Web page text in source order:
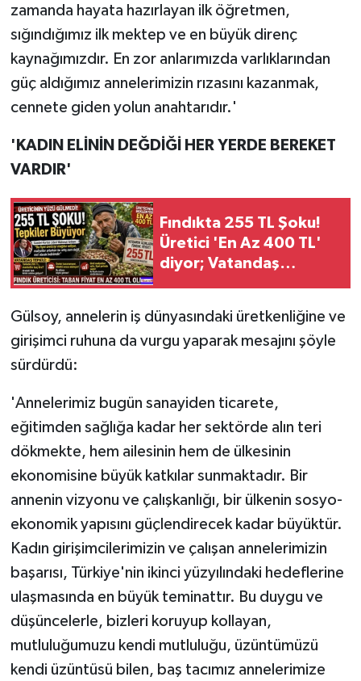
zamanda hayata hazırlayan ilk öğretmen,
sığındığımız ilk mektep ve en büyük direnç
kaynağımızdır. En zor anlarımızda varlıklarından
güç aldığımız annelerimizin rızasını kazanmak,
cennete giden yolun anahtarıdır.'
'KADIN ELİNİN DEĞDİĞİ HER YERDE BEREKET
VARDIR'
Fındıkta 255 TL Şoku!
Üretici 'En Az 400 TL'
diyor; Vatandaş
Gülsoy, annelerin iş dünyasındaki üretkenliğine ve
girişimci ruhuna da vurgu yaparak mesajını şöyle
sürdürdü:
'Annelerimiz bugün sanayiden ticarete,
eğitimden sağlığa kadar her sektörde alın teri
dökmekte, hem ailesinin hem de ülkesinin
ekonomisine büyük katkılar sunmaktadır. Bir
annenin vizyonu ve çalışkanlığı, bir ülkenin sosyo-
ekonomik yapısını güçlendirecek kadar büyüktür.
Kadın girişimcilerimizin ve çalışan annelerimizin
başarısı, Türkiye'nin ikinci yüzyılındaki hedeflerine
ulaşmasında en büyük teminattır. Bu duygu ve
düşüncelerle, bizleri koruyup kollayan,
mutluluğumuzu kendi mutluluğu, üzüntümüzü
kendi üzüntüsü bilen, baş tacımız annelerimize